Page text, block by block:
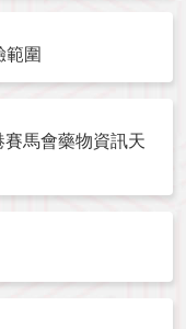
範圍
馬會藥物資訊天